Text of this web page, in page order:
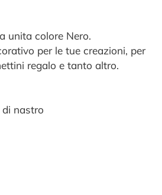
unita colore Nero.
per le tue creazioni, per
regalo e tanto altro.
nastro